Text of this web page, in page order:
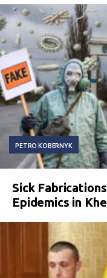
PETRO KOBERNYK
Sick
Epidemics in